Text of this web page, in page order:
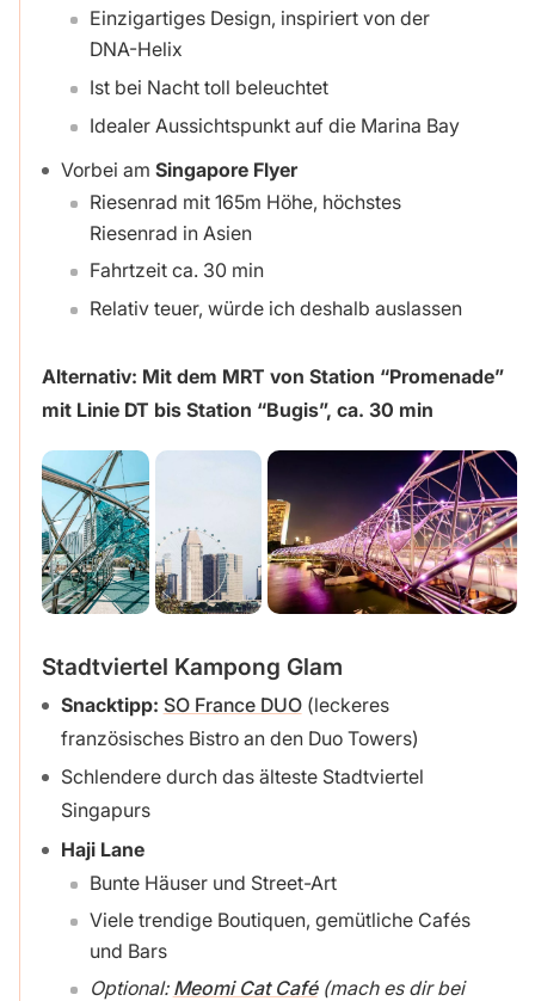
Einzigartiges Design, inspiriert von der
DNA-Helix
Ist bei Nacht toll beleuchtet
Idealer Aussichtspunkt auf die Marina Bay
Vorbei am Singapore Flyer
Riesenrad mit 165m Höhe, höchstes
Riesenrad in Asien
Fahrtzeit ca. 30 min
Relativ teuer, würde ich deshalb auslassen
Alternativ: Mit dem MRT von Station “Promenade”
mit Linie DT bis Station “Bugis”, ca. 30 min
Stadtviertel Kampong Glam
Snacktipp: SO France DUO(leckeres
französisches Bistro an den Duo Towers)
Schlendere durch das älteste Stadtviertel
Singapurs
Haji Lane
Bunte Häuser und Street-Art
Viele trendige Boutiquen, gemütliche Cafés
und Bars
Optional: Meomi Cat Café(mach es dir bei